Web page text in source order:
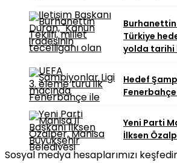
Türkiye
yolda tarihi
Hedef
Yeni Parti
İlksen
Sosyal medya hesaplarımızı